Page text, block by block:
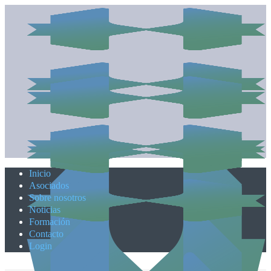
Inicio
Asociados
Sobre nosotros
Noticias
Formación
Contacto
Login